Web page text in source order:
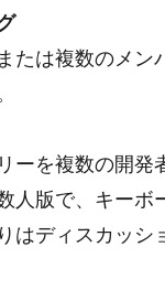
たは複数のメン
ーを複数の開発
人版で、キーボ
はディスカッシ